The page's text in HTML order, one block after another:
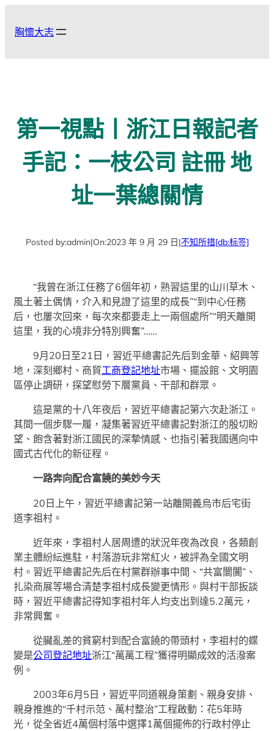
胸懷大志
第一視點丨浙江日報記者
手記：一枝公司 註冊 地
址一葉總關情
Posted by:admin|On:2023 年 9 月 29 日|不知所措[db:标签]
“我曾在浙江任務了6個年初，熟習這里的山川草木、
風土著土偶情，介入和見證了這里的成長”“到中心任務
后，也屢次回來，每次來都要走上一兩個處所”“明天離開
這里，我的心境非分特別興奮”……
9月20日至21日，習近平總書記先后到金華、紹興等
地，深刻鄉村、商貿工商登記地址市場、擺設館、文明園
區停止調研，探望慰勞下層黨員、干部和群眾。
這是黨的十八年夜后，習近平總書記第六次赴浙江。
其間一個步驟一履，凝集著習近平總書記對浙江的殷切盼
望、飽含著對浙江國民的深摯情感、也指引著我國邁向中
國式古代化的新征程。
一路奔向配合富饒的美妙今天
20日上午，習近平總書記第一站離開義烏市后宅街
道李祖村。
近年來，李祖村人居周遭的狀況年夜為改良，各類創
業主體紛紜進駐，村落游玩非常紅火，被評為全國文明
村。習近平總書記先后在村黨群辦事中間、“共富闤闠”、
扎染商展等場合清楚李祖村成長變更情形。與村干部扳談
時，習近平總書記得知李祖村年人均支出到達5.2萬元，
非常興奮。
從臟亂差的貧窮村到配合富饒的帶頭村，李祖村的蝶
變是公司登記地址浙江“萬萬工程”獲得明顯成效的活潑案
例。
2003年6月5日，習近平同道親身策劃、親身安排、
親身推進的“千村示范、萬村整治”工程啟動：花5年時
光，從全省近4萬個村落中選擇1萬個擺佈的行政村停止